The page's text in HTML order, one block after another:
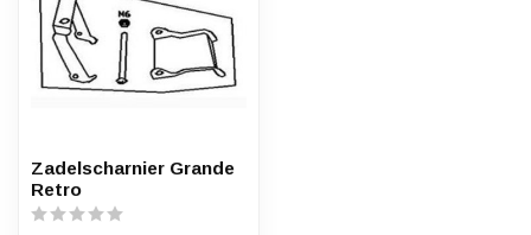
Zadelscharnier Grande
Retro